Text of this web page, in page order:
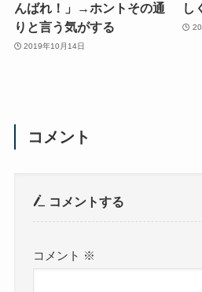
んばれ！」→ホントその通
りと言う気がする
2019年10月14日
し
コメント
コメントする
コメント ※